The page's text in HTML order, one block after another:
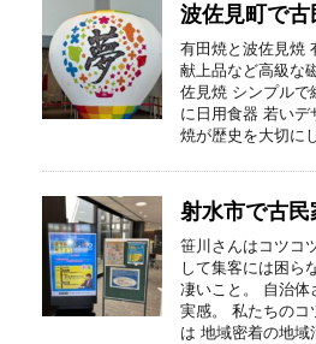
波佐見町で
有田焼と波佐見焼
献上品など高級な
佐見焼 シンプルで
に日用食器 若いデ
焼が歴史を大切に
射水市で古
笹川さんはコツコ
して集客には困ら
凄いこと。 自治体
実感。 私たちのコ
は 地域密着の地域